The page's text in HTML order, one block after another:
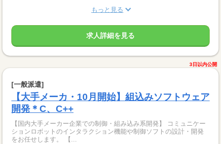
もっと見る
求人詳細を見る
3日以内公開
[一般派遣]
【大手メーカ・10月開始】組込みソフトウェア
開発＊C、C++
【国内大手メーカー企業での制御・組み込み系開発】 コミュニケー
ションロボットのインタラクション機能や制御ソフトの設計・開発
をお任せします。 【...